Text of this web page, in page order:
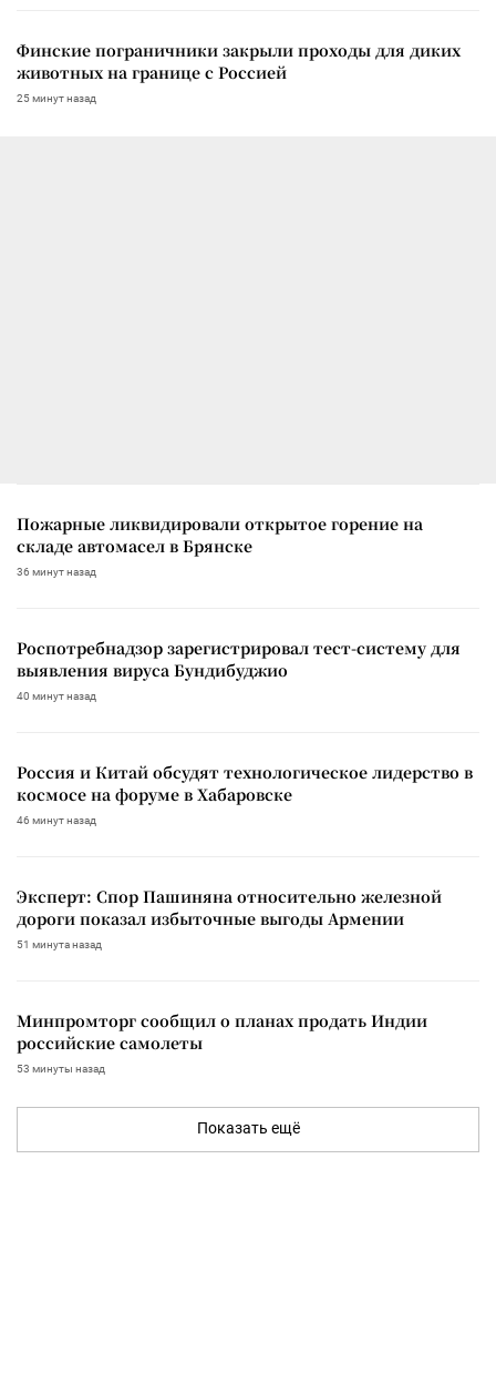
Финские пограничники закрыли проходы для диких
животных на границе с Россией
25 минут назад
Пожарные ликвидировали открытое горение на
складе автомасел в Брянске
36 минут назад
Роспотребнадзор зарегистрировал тест-систему для
выявления вируса Бундибуджио
40 минут назад
Россия и Китай обсудят технологическое лидерство в
космосе на форуме в Хабаровске
46 минут назад
Эксперт: Спор Пашиняна относительно железной
дороги показал избыточные выгоды Армении
51 минута назад
Минпромторг сообщил о планах продать Индии
российские самолеты
53 минуты назад
Показать ещё